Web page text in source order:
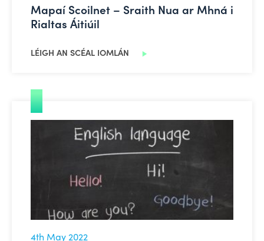
Mapaí Scoilnet – Sraith Nua ar Mhná i
Rialtas Áitiúil
LÉIGH AN SCÉAL IOMLÁN
Tacaíochtaí Cultúrtha agus Teangeolaíochta
4th May 2022